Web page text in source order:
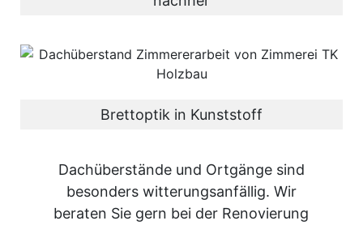
Brettoptik in Kunststoff
Dachüberstände und Ortgänge sind
besonders witterungsanfällig. Wir
beraten Sie gern bei der Renovierung